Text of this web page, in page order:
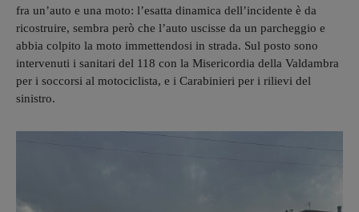
fra un’auto e una moto: l’esatta dinamica dell’incidente è da
ricostruire, sembra però che l’auto uscisse da un parcheggio e
abbia colpito la moto immettendosi in strada. Sul posto sono
intervenuti i sanitari del 118 con la Misericordia della Valdambra
per i soccorsi al motociclista, e i Carabinieri per i rilievi del
sinistro.